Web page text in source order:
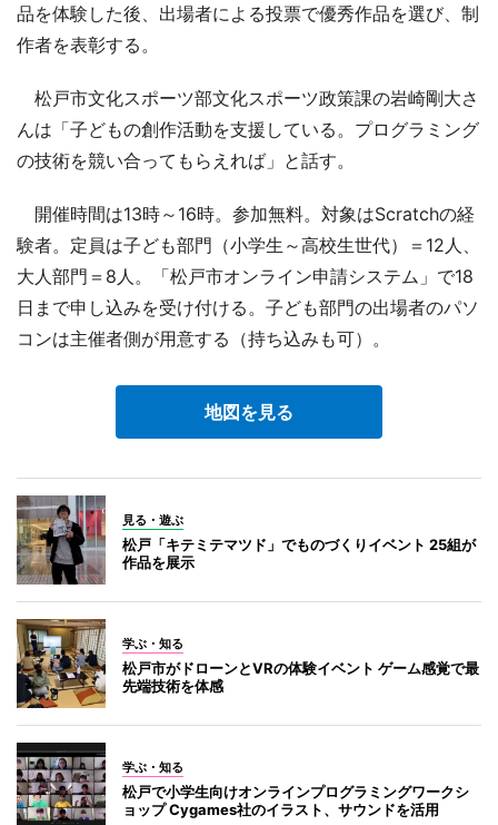
品を体験した後、出場者による投票で優秀作品を選び、制
作者を表彰する。
松戸市文化スポーツ部文化スポーツ政策課の岩崎剛大さ
んは「子どもの創作活動を支援している。プログラミング
の技術を競い合ってもらえれば」と話す。
開催時間は13時～16時。参加無料。対象はScratchの経
験者。定員は子ども部門（小学生～高校生世代）＝12人、
大人部門＝8人。「松戸市オンライン申請システム」で18
日まで申し込みを受け付ける。子ども部門の出場者のパソ
コンは主催者側が用意する（持ち込みも可）。
地図を見る
見る・遊ぶ
松戸「キテミテマツド」でものづくりイベント 25組が
作品を展示
学ぶ・知る
松戸市がドローンとVRの体験イベント ゲーム感覚で最
先端技術を体感
学ぶ・知る
松戸で小学生向けオンラインプログラミングワークシ
ョップ Cygames社のイラスト、サウンドを活用